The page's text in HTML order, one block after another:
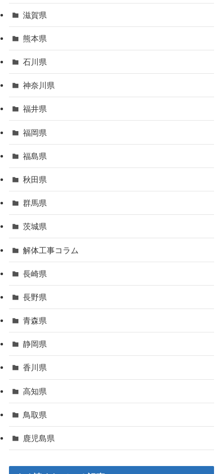
滋賀県
熊本県
石川県
神奈川県
福井県
福岡県
福島県
秋田県
群馬県
茨城県
解体工事コラム
長崎県
長野県
青森県
静岡県
香川県
高知県
鳥取県
鹿児島県